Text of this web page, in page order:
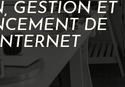
GESTION ET
DE